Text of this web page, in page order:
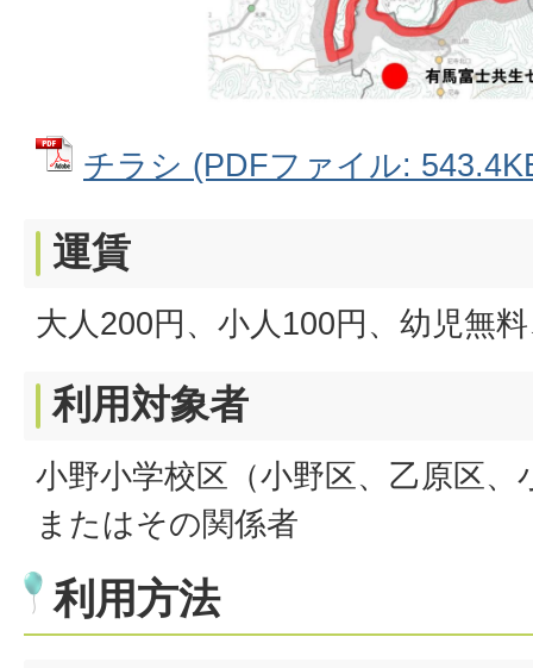
チラシ (PDFファイル:
運賃
大人200円、小人100円、幼児無
利用対象者
小野小学校区（小野区、乙原区
またはその関係者
利用方法